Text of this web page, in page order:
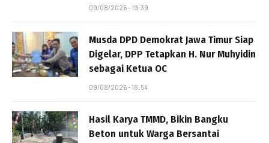
09/08/2026 - 19:39
Musda DPD Demokrat Jawa Timur Siap
Digelar, DPP Tetapkan H. Nur Muhyidin
sebagai Ketua OC
09/08/2026 - 18:54
Hasil Karya TMMD, Bikin Bangku
Beton untuk Warga Bersantai